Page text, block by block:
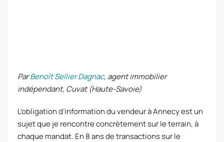
ParBenoît Sellier Dagnac, agent immobilier
indépendant, Cuvat (Haute-Savoie)
L’obligation d’information du vendeur à Annecy est un
sujet que je rencontre concrètement sur le terrain, à
chaque mandat. En 8 ans de transactions sur le